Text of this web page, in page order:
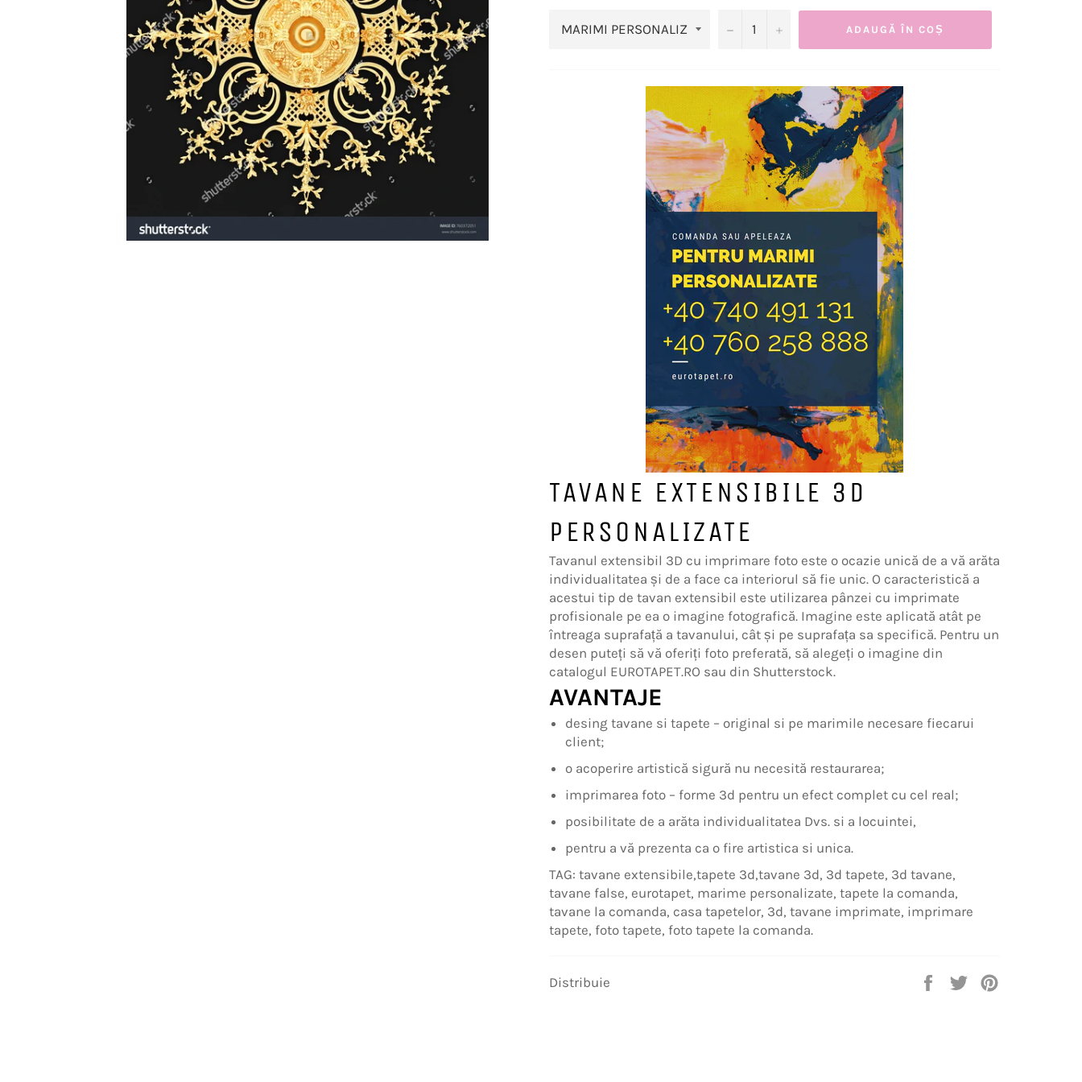
− + ADAUGĂ ÎN COȘ
TAVANE EXTENSIBILE 3D
PERSONALIZATE
Tavanul extensibil 3D cu imprimare foto este o ocazie unică de a vă arăta
individualitatea și de a face ca interiorul să fie unic. O caracteristică a
acestui tip de tavan extensibil este utilizarea pânzei cu imprimate
profisionale pe ea o imagine fotografică. Imagine este aplicată atât pe
întreaga suprafață a tavanului, cât și pe suprafața sa specifică. Pentru un
desen puteți să vă oferiți foto preferată, să alegeți o imagine din
catalogul EUROTAPET.RO sau din Shutterstock.
AVANTAJE
desing tavane si tapete – original si pe marimile necesare fiecarui
client;
o acoperire artistică sigură nu necesită restaurarea;
imprimarea foto – forme 3d pentru un efect complet cu cel real;
posibilitate de a arăta individualitatea Dvs. si a locuintei,
pentru a vă prezenta ca o fire artistica si unica.
TAG: tavane extensibile,tapete 3d,tavane 3d, 3d tapete, 3d tavane,
tavane false, eurotapet, marime personalizate, tapete la comanda,
tavane la comanda, casa tapetelor, 3d, tavane imprimate, imprimare
tapete, foto tapete, foto tapete la comanda.
Distribuie
Distribuie
Trimite